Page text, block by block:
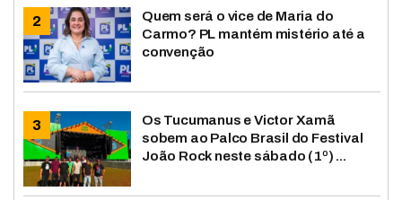
Quem será o vice de Maria do
Carmo? PL mantém mistério até a
convenção
Os Tucumanus e Victor Xamã
sobem ao Palco Brasil do Festival
João Rock neste sábado (1º) ...